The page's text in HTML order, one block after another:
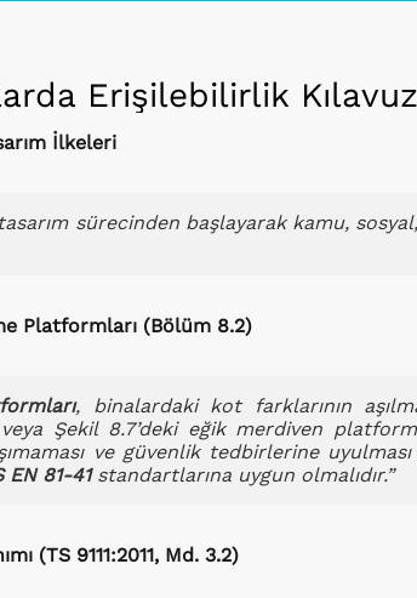
Erişilebilirlik
İlkeleri
sürecinden başlayarak kamu,
Platformları (Bölüm 8.2)
, binalardaki kot farklarının
Şekil 8.7’deki eğik merdiven
ve güvenlik tedbirlerine
EN 81-41standartlarına uygun olmalıdır.”
(TS 9111:2011, Md. 3.2)